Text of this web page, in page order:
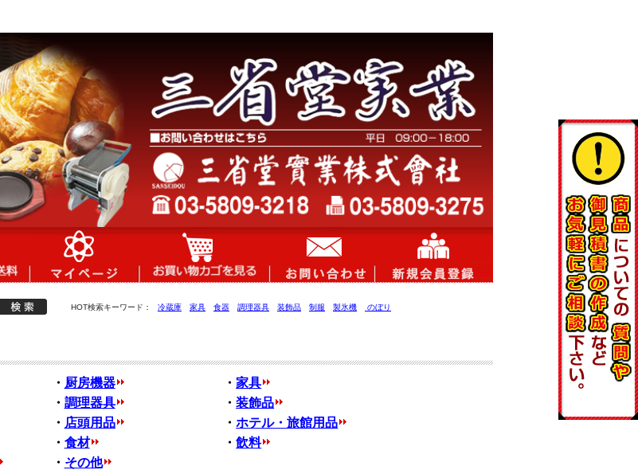
HOT検索キーワード： 冷蔵庫 家具 食器 調理器具 装飾品 制服 製氷機 のぼり
・ 厨房機器 ・家具
・ 調理器具 ・装飾品
・ 店頭用品 ・ホテル・旅館用品
・ 食材 ・飲料
・ その他